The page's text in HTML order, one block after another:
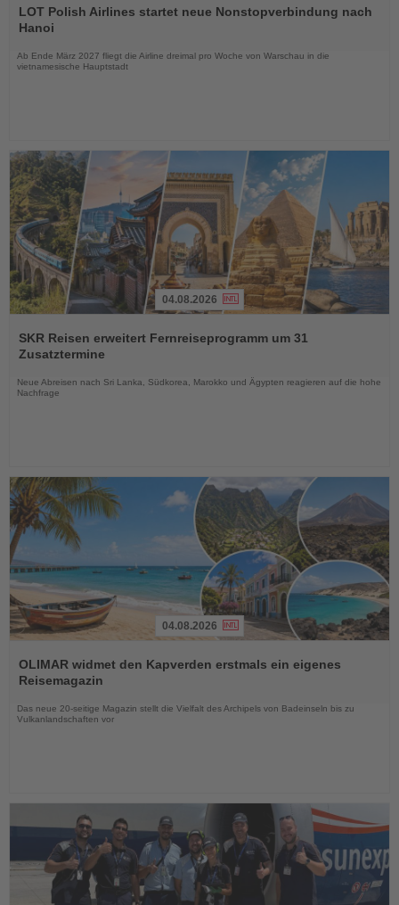
Sie
die
LOT Polish Airlines startet neue Nonstopverbindung nach
Hanoi
Ab Ende März 2027 fliegt die Airline dreimal pro Woche von Warschau in die
vietnamesische Hauptstadt
Sie
die
04.08.2026
SKR Reisen erweitert Fernreiseprogramm um 31
Zusatztermine
Neue Abreisen nach Sri Lanka, Südkorea, Marokko und Ägypten reagieren auf die hohe
Nachfrage
Sie
die
Nachrichten
04.08.2026
OLIMAR widmet den Kapverden erstmals ein eigenes
Reisemagazin
Das neue 20-seitige Magazin stellt die Vielfalt des Archipels von Badeinseln bis zu
Vulkanlandschaften vor